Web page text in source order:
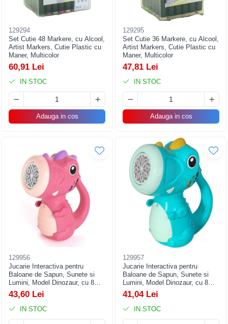
129294
Set Cutie 48 Markere, cu Alcool,
Artist Markers, Cutie Plastic cu
Maner, Multicolor
60,91 Lei
IN STOC
Adauga in cos
129295
Set Cutie 36 Markere, cu Alcool,
Artist Markers, Cutie Plastic cu
Maner, Multicolor
47,81 Lei
IN STOC
Adauga in cos
129956
Jucarie Interactiva pentru
Baloane de Sapun, Sunete si
Lumini, Model Dinozaur, cu 8
Orificii, 15 x 8.5 x 18.5, Roz
43,60 Lei
IN STOC
129957
Jucarie Interactiva pentru
Baloane de Sapun, Sunete si
Lumini, Model Dinozaur, cu 8
Orificii, 17.1 x 10.4 x 21.5 cm,
Albastru
41,04 Lei
IN STOC